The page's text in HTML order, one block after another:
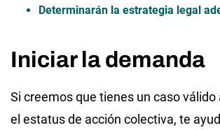
Determinarán la estrategia legal
Iniciar la demanda
Si creemos que tienes un caso válido
el estatus de acción colectiva, te